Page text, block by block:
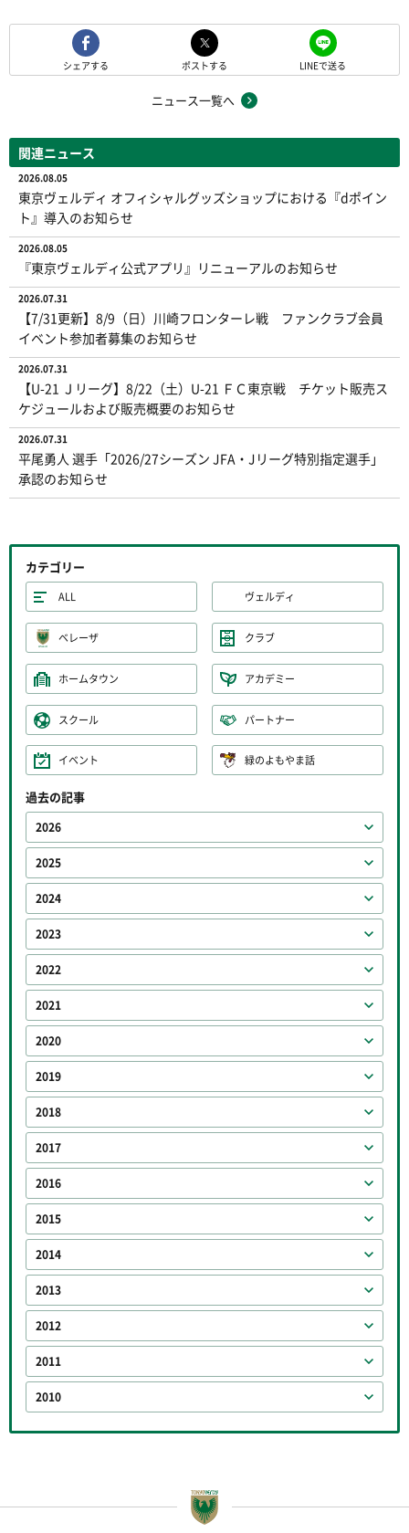
シェアする ポストする LINEで送る
ニュース一覧へ
関連ニュース
2026.08.05
東京ヴェルディ オフィシャルグッズショップにおける『dポイン
ト』導入のお知らせ
2026.08.05
『東京ヴェルディ公式アプリ』リニューアルのお知らせ
2026.07.31
【7/31更新】8/9（日）川崎フロンターレ戦 ファンクラブ会員
イベント参加者募集のお知らせ
2026.07.31
【U-21 Ｊリーグ】8/22（土）U-21 ＦＣ東京戦 チケット販売ス
ケジュールおよび販売概要のお知らせ
2026.07.31
平尾勇人 選手「2026/27シーズン JFA・Jリーグ特別指定選手」
承認のお知らせ
カテゴリー
ALL ヴェルディ
ベレーザ クラブ
ホームタウン アカデミー
スクール パートナー
イベント 緑のよもやま話
過去の記事
2026
2025
2024
2023
2022
2021
2020
2019
2018
2017
2016
2015
2014
2013
2012
2011
2010